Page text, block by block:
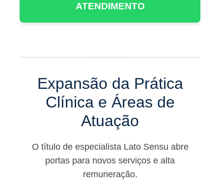
ATENDIMENTO
Expansão da Prática
Clínica e Áreas de
Atuação
O título de especialista Lato Sensu abre
portas para novos serviços e alta
remuneração.